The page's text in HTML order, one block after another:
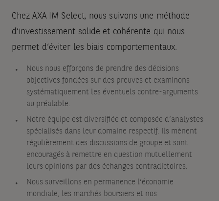
Chez AXA IM Select, nous suivons une méthode
d’investissement solide et cohérente qui nous
permet d’éviter les biais comportementaux.
Nous nous efforçons de prendre des décisions
objectives fondées sur des preuves et examinons
systématiquement les éventuels contre-arguments
au préalable.
Notre équipe est diversifiée et composée d’analystes
spécialisés dans leur domaine respectif. Ils mènent
régulièrement des discussions de groupe et sont
encouragés à remettre en question mutuellement
leurs opinions par des échanges contradictoires.
Nous surveillons en permanence l’économie
mondiale, les marchés boursiers et nos